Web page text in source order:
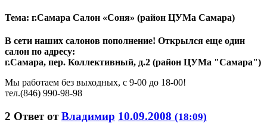
Тема: г.Самара Салон «Соня» (район ЦУМа Самара)
В сети наших салонов пополнение! Открылся еще один
салон по адресу:
г.Самара, пер. Коллективный, д.2 (район ЦУМа "Самара")
Мы работаем без выходных, с 9-00 до 18-00!
тел.(846) 990-98-98
2 Ответ отВладимир 10.09.2008 (18:09)